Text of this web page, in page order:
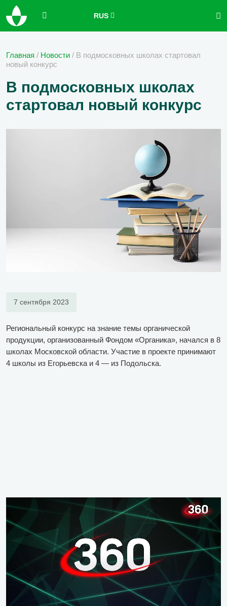
RUS
Главная / Новости / В подмосковных школах стартовал
новый конкурс
В подмосковных школах
стартовал новый конкурс
7 сентября 2023
Региональный конкурс на знание темы органической
продукции, организованный Фондом «Органика», начался в 8
школах Московской области. Участие в проекте принимают
4 школы из Егорьевска и 4 — из Подольска.